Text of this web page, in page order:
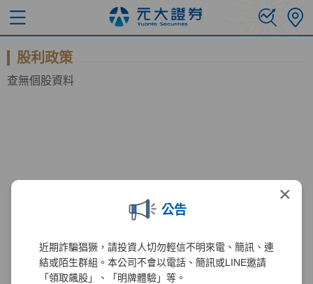
×
公告
近期詐騙猖獗，請投資人切勿輕信不明來電、簡訊、連
結或陌生群組。本公司不會以電話、簡訊或LINE邀請
「領取飆股」、「明牌體驗」等。
股利政策
查無個股資料